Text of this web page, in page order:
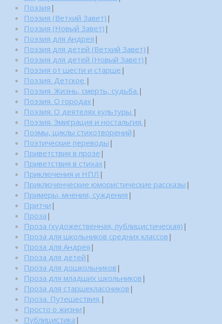
Поэзия |
Поэзия (Ветхий Завет) |
Поэзия (Новый Завет) |
Поэзия для Андрея |
Поэзия для детей (Ветхий Завет) |
Поэзия для детей (Новый Завет) |
Поэзия от шести и старше |
Поэзия. Детское. |
Поэзия. Жизнь, смерть, судьба. |
Поэзия. О городах |
Поэзия. О деятелях культуры. |
Поэзия. Эмиграция и ностальгия. |
Поэмы, циклы стихотворений |
Поэтические переводы |
Приветствия в прозе |
Приветствия в стихах |
Приключения и НПЛ |
Приключенческие юмористические рассказы |
Примеры, мнения, суждения |
Притчи |
Проза |
Проза (художественная, публицистическая) |
Проза для школьников средних классов |
Проза для Андрея |
Проза для детей |
Проза для дошкольников |
Проза для младших школьников |
Проза для старшеклассников |
Проза. Путешествия. |
Просто о жизни |
Публицистика |